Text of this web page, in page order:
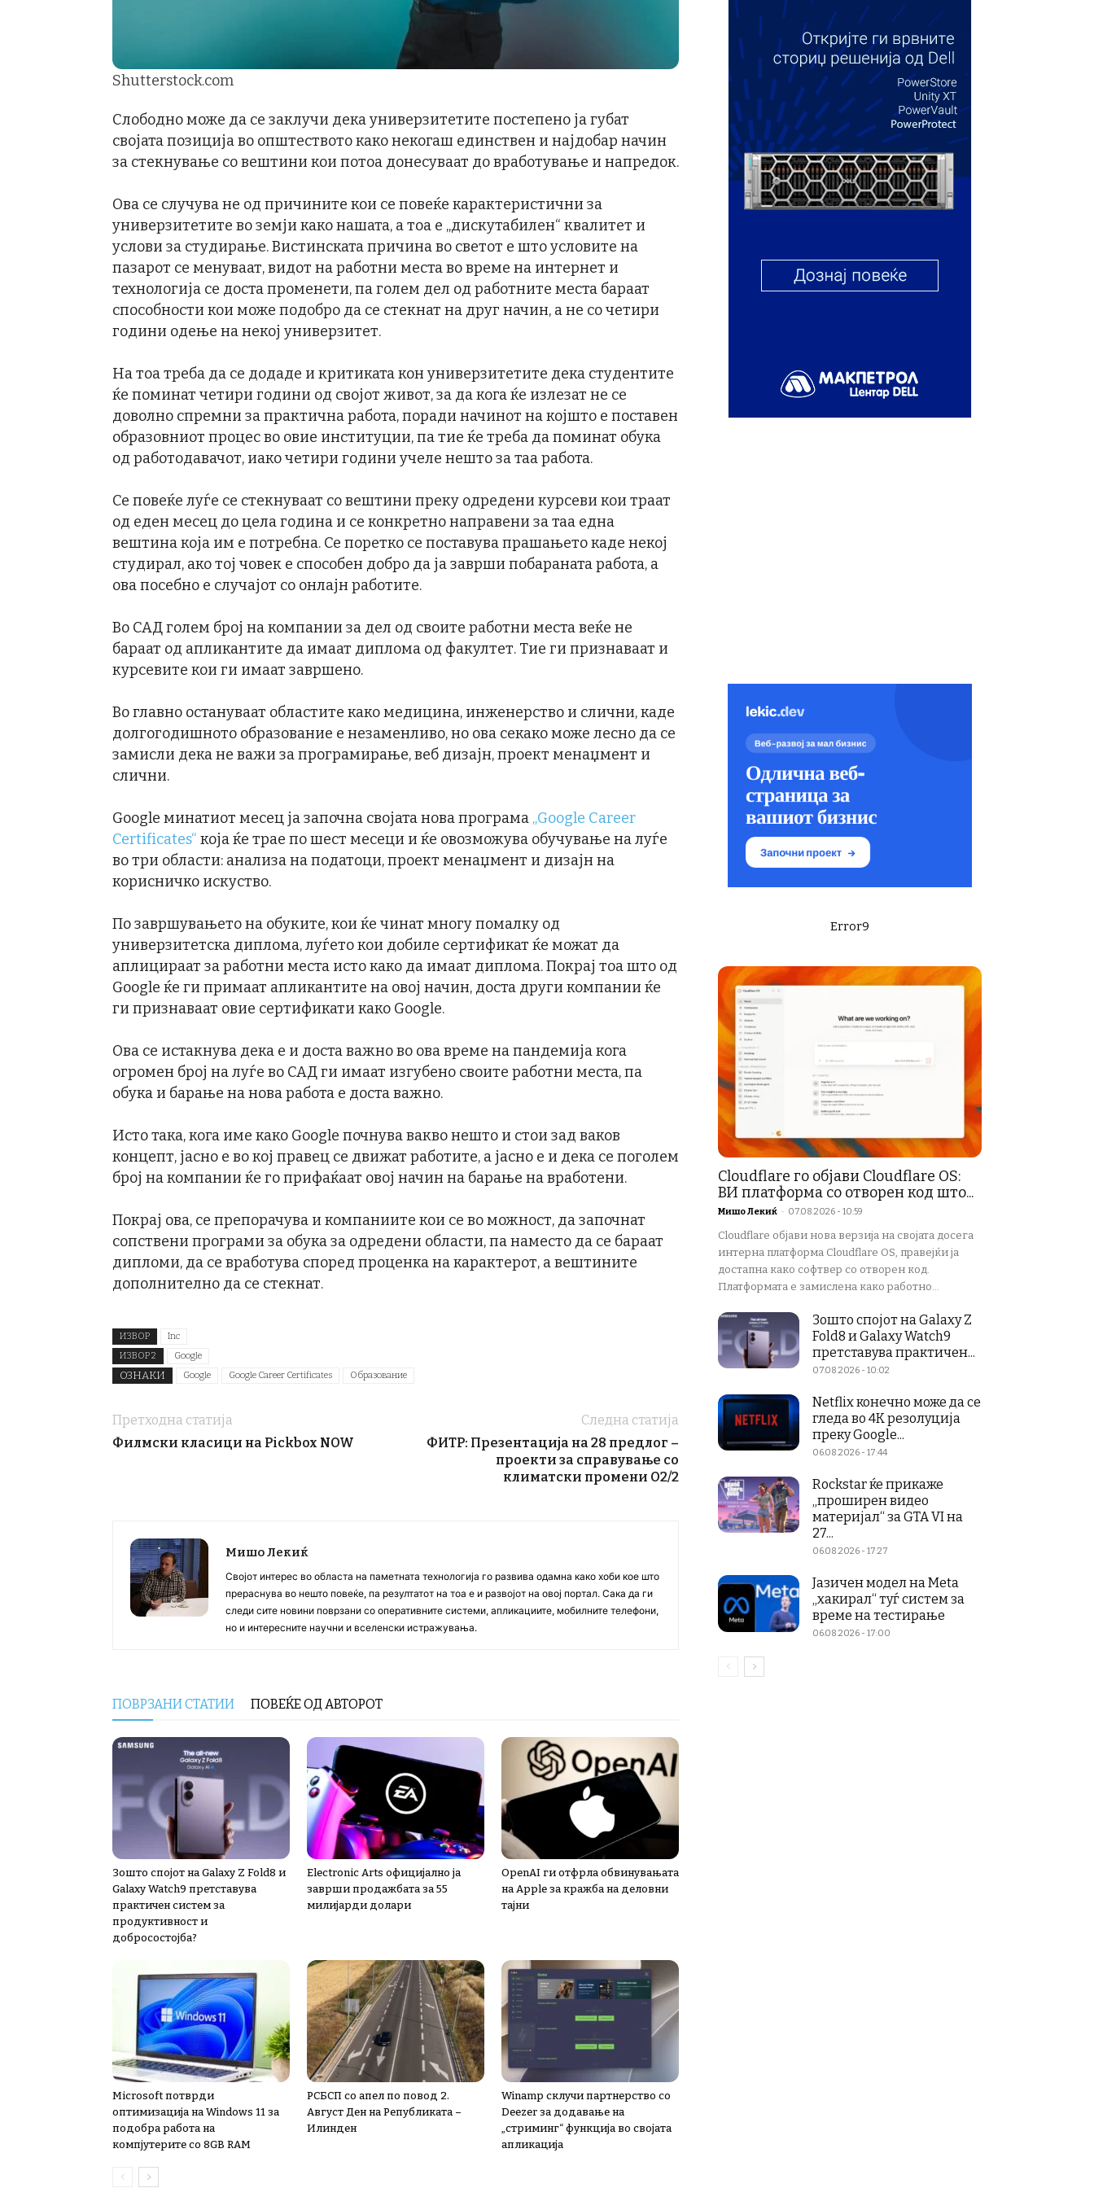
Shutterstock.com
Слободно може да се заклучи дека универзитетите постепено ја губат
својата позиција во општеството како некогаш единствен и најдобар начин
за стекнување со вештини кои потоа донесуваат до вработување и напредок.
Ова се случува не од причините кои се повеќе карактеристични за
универзитетите во земји како нашата, а тоа е „дискутабилен“ квалитет и
услови за студирање. Вистинската причина во светот е што условите на
пазарот се менуваат, видот на работни места во време на интернет и
технологија се доста променети, па голем дел од работните места бараат
способности кои може подобро да се стекнат на друг начин, а не со четири
години одење на некој универзитет.
На тоа треба да се додаде и критиката кон универзитетите дека студентите
ќе поминат четири години од својот живот, за да кога ќе излезат не се
доволно спремни за практична работа, поради начинот на којшто е поставен
образовниот процес во овие институции, па тие ќе треба да поминат обука
од работодавачот, иако четири години учеле нешто за таа работа.
Се повеќе луѓе се стекнуваат со вештини преку одредени курсеви кои траат
од еден месец до цела година и се конкретно направени за таа една
вештина која им е потребна. Се поретко се поставува прашањето каде некој
студирал, ако тој човек е способен добро да ја заврши побараната работа, а
ова посебно е случајот со онлајн работите.
Во САД голем број на компании за дел од своите работни места веќе не
бараат од апликантите да имаат диплома од факултет. Тие ги признаваат и
курсевите кои ги имаат завршено.
Во главно остануваат областите како медицина, инженерство и слични, каде
долгогодишното образование е незаменливо, но ова секако може лесно да се
замисли дека не важи за програмирање, веб дизајн, проект менаџмент и
слични.
Google минатиот месец ја започна својата нова програма „Google Career
Certificates“ која ќе трае по шест месеци и ќе овозможува обучување на луѓе
во три области: анализа на податоци, проект менаџмент и дизајн на
корисничко искуство.
По завршувањето на обуките, кои ќе чинат многу помалку од
универзитетска диплома, луѓето кои добиле сертификат ќе можат да
аплицираат за работни места исто како да имаат диплома. Покрај тоа што од
Google ќе ги примаат апликантите на овој начин, доста други компании ќе
ги признаваат овие сертификати како Google.
Ова се истакнува дека е и доста важно во ова време на пандемија кога
огромен број на луѓе во САД ги имаат изгубено своите работни места, па
обука и барање на нова работа е доста важно.
Исто така, кога име како Google почнува вакво нешто и стои зад ваков
концепт, јасно е во кој правец се движат работите, а јасно е и дека се поголем
број на компании ќе го прифаќаат овој начин на барање на вработени.
Покрај ова, се препорачува и компаниите кои се во можност, да започнат
сопствени програми за обука за одредени области, па наместо да се бараат
дипломи, да се вработува според проценка на карактерот, а вештините
дополнително да се стекнат.
ИЗВОР
Inc
ИЗВОР 2
Google
ОЗНАКИ Google Google Career Certificates Образование
Претходна статија
Филмски класици на Pickbox NOW
Следна статија
ФИТР: Презентација на 28 предлог –
проекти за справување со
климатски промени О2/2
Мишо Лекиќ
Својот интерес во областа на паметната технологија го развива одамна како хоби кое што
прераснува во нешто повеќе, па резултатот на тоа е и развојот на овој портал. Сака да ги
следи сите новини поврзани со оперативните системи, апликациите, мобилните телефони,
но и интересните научни и вселенски истражувања.
ПОВРЗАНИ СТАТИИ ПОВЕЌЕ ОД АВТОРОТ
Зошто спојот на Galaxy Z Fold8 и
Galaxy Watch9 претставува
практичен систем за
продуктивност и
добросостојба?
Electronic Arts официјално ја
заврши продажбата за 55
милијарди долари
OpenAI ги отфрла обвинувањата
на Apple за кражба на деловни
тајни
Microsoft потврди
оптимизација на Windows 11 за
подобра работа на
компјутерите со 8GB RAM
РСБСП со апел по повод 2.
Август Ден на Републиката –
Илинден
Winamp склучи партнерство со
Deezer за додавање на
„стриминг“ функција во својата
апликација
Error9
Cloudflare го објави Cloudflare OS:
ВИ платформа со отворен код што...
Мишо Лекиќ - 07.08.2026 - 10:59
Cloudflare објави нова верзија на својата досега
интерна платформа Cloudflare OS, правејќи ја
достапна како софтвер со отворен код.
Платформата е замислена како работно...
Зошто спојот на Galaxy Z
Fold8 и Galaxy Watch9
претставува практичен...
07.08.2026 - 10:02
Netflix конечно може да се
гледа во 4K резолуција
преку Google...
06.08.2026 - 17:44
Rockstar ќе прикаже
„проширен видео
материјал“ за GTA VI на
27...
06.08.2026 - 17:27
Јазичен модел на Meta
„хакирал“ туѓ систем за
време на тестирање
06.08.2026 - 17:00